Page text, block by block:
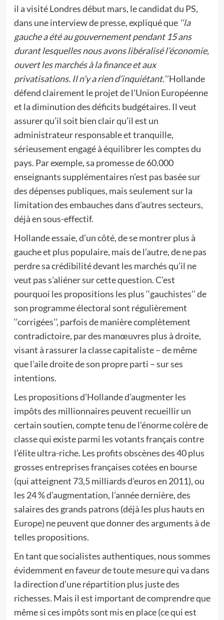
il a visité Londres début mars, le candidat du PS,
dans une interview de presse, expliqué que ‘‘la
gauche a été au gouvernement pendant 15 ans
durant lesquelles nous avons libéralisé l’économie,
ouvert les marchés à la finance et aux
privatisations. Il n’y a rien d’inquiétant.’’Hollande
défend clairement le projet de l’Union Européenne
et la diminution des déficits budgétaires. Il veut
assurer qu’il soit bien clair qu’il est un
administrateur responsable et tranquille,
sérieusement engagé à équilibrer les comptes du
pays. Par exemple, sa promesse de 60.000
enseignants supplémentaires n’est pas basée sur
des dépenses publiques, mais seulement sur la
limitation des embauches dans d’autres secteurs,
déjà en sous-effectif.
Hollande essaie, d’un côté, de se montrer plus à
gauche et plus populaire, mais de l’autre, de ne pas
perdre sa crédibilité devant les marchés qu’il ne
veut pas s’aliéner sur cette question. C’est
pourquoi les propositions les plus ‘‘gauchistes’’ de
son programme électoral sont régulièrement
‘‘corrigées’’, parfois de manière complètement
contradictoire, par des manœuvres plus à droite,
visant à rassurer la classe capitaliste – de même
que l’aile droite de son propre parti – sur ses
intentions.
Les propositions d’Hollande d’augmenter les
impôts des millionnaires peuvent recueillir un
certain soutien, compte tenu de l’énorme colère de
classe qui existe parmi les votants français contre
l’élite ultra-riche. Les profits obscènes des 40 plus
grosses entreprises françaises cotées en bourse
(qui atteignent 73,5 milliards d’euros en 2011), ou
les 24 % d’augmentation, l’année dernière, des
salaires des grands patrons (déjà les plus hauts en
Europe) ne peuvent que donner des arguments à de
telles propositions.
En tant que socialistes authentiques, nous sommes
évidemment en faveur de toute mesure qui va dans
la direction d’une répartition plus juste des
richesses. Mais il est important de comprendre que
même si ces impôts sont mis en place (ce qui est